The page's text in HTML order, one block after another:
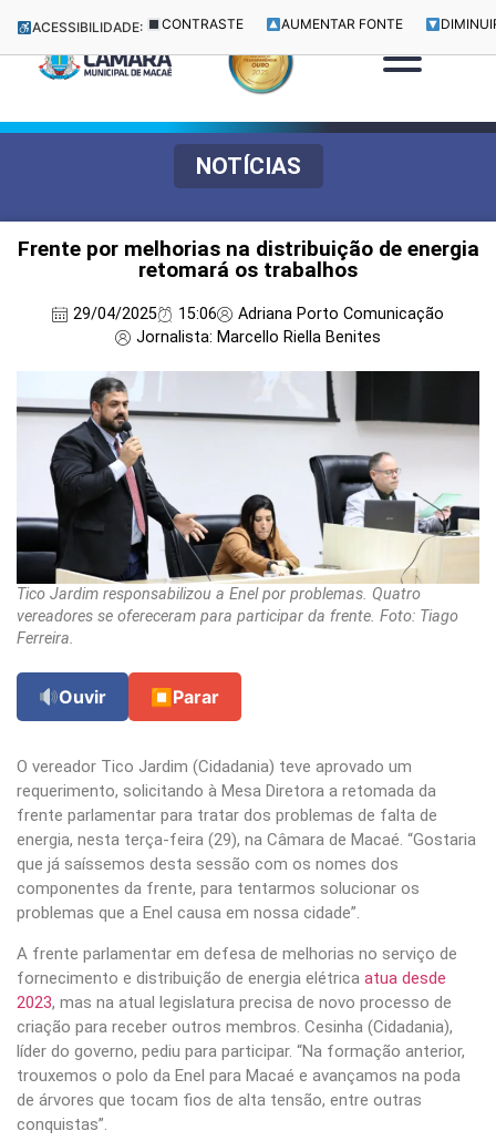
ACESSIBILIDADE: CONTRASTE AUMENTAR FONTE
NOTÍCIAS
Frente por melhorias na distribuição de energia
retomará os trabalhos
29/04/2025 15:06
Adriana Porto Comunicação
Jornalista: Marcello Riella Benites
Tico Jardim responsabilizou a Enel por problemas. Quatro
vereadores se ofereceram para participar da frente. Foto: Tiago
Ferreira.
Ouvir ⏹ Parar
O vereador Tico Jardim (Cidadania) teve aprovado um
requerimento, solicitando à Mesa Diretora a retomada da
frente parlamentar para tratar dos problemas de falta de
energia, nesta terça-feira (29), na Câmara de Macaé. “Gostaria
que já saíssemos desta sessão com os nomes dos
componentes da frente, para tentarmos solucionar os
problemas que a Enel causa em nossa cidade”.
A frente parlamentar em defesa de melhorias no serviço de
fornecimento e distribuição de energia elétrica atua desde
2023, mas na atual legislatura precisa de novo processo de
criação para receber outros membros. Cesinha (Cidadania),
líder do governo, pediu para participar. “Na formação anterior,
trouxemos o polo da Enel para Macaé e avançamos na poda
de árvores que tocam fios de alta tensão, entre outras
conquistas”.